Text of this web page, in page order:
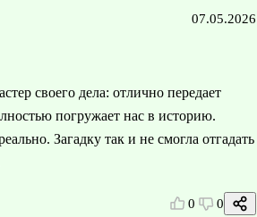
07.05.2026
своего дела: отлично передает
погружает нас в историю.
Загадку так и не смогла отгадать
0 0